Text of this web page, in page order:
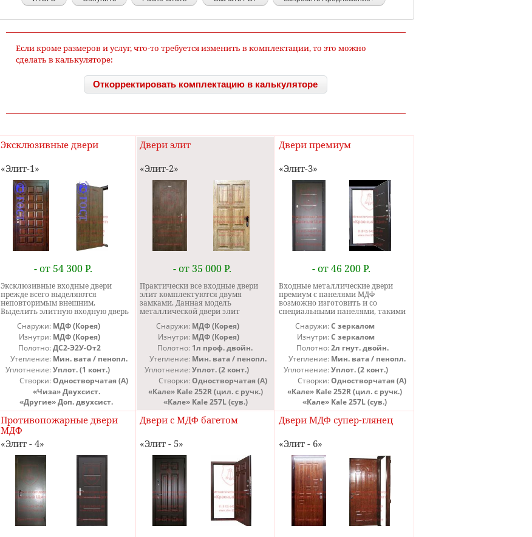
Если кроме размеров и услуг, что-то требуется изменить в комплектации, то это можно
сделать в калькуляторе:
Откорректировать комплектацию в калькуляторе
Эксклюзивные двери
Элит-1
- от 54 300 Р.
Эксклюзивные входные двери
прежде всего выделяются
неповторимым внешним.
Выделить элитную входную дверь
дверей позволяют панели МДФ
индивидуального изготовления.
Панели для дверей эксклюзив
можно изготовить с любой
расцветкой и рисунком
фрезеровки. При этом можно
сделать либо элитную дверь в
квартиру, которая больше в
природе ни у кого не встречается,
либо повторить дверь, которую вы
уже у кого видели и она вам очень
сильно понравилась.
Снаружи: МДФ (Корея)
Изнутри: МДФ (Корея)
Полотно:ДС2-Э2У-От2
Утепление: Мин. вата / пенопл.
Уплотнение:Уплот. (1 конт.)
Створки:Одностворчатая (А)
«Чиза» Двухсист.
«Другие» Доп. двухсист.
Двери элит
Элит-2
- от 35 000 Р.
Практически все входные двери
элит комплектуются двумя
замками. Данная модель
металлической двери элит
европейской фирмы Kale. Kale - это
мощные и крепкие замки, которые
делают эту стальную дверь элит
по-настоящему взломостойкой.
Дверь элит оснащена двумя
контурами уплотнения и обладает
превосходной тепло- и
звукоизоляцией.
Снаружи: МДФ (Корея)
Изнутри: МДФ (Корея)
Полотно: 1л проф. двойн.
Утепление: Мин. вата / пенопл.
Уплотнение:Уплот. (2 конт.)
Створки:Одностворчатая (А)
«Кале» Kale 252R (цил. с ручк.)
«Кале» Kale 257L (сув.)
Двери премиум
Элит-3
- от 46 200 Р.
Входные металлические двери
премиум с панелями МДФ
возможно изготовить и со
специальными панелями, такими
МДФ с молдингами. Молдинги на
входных дверях премиум класса
представляют собой
хромированные металлические
элементы, встроенные в панель.
Молдинги на металлических
дверях премиум могут быть
различной формы и размеров;
могут быть расположены в
различных местах панели.
Металлические двери премиум
класса могут быть с панелями с
панелью только с одной, чаще
всего с внутренней стороны.
Снаружи:С зеркалом
Изнутри:С зеркалом
Полотно:2л гнут. двойн.
Утепление: Мин. вата / пенопл.
Уплотнение:Уплот. (2 конт.)
Створки:Одностворчатая (А)
«Кале» Kale 252R (цил. с ручк.)
«Кале» Kale 257L (сув.)
Противопожарные двери
МДФ
Элит - 4
Двери с МДФ багетом
Элит - 5
Двери МДФ супер-глянец
Элит - 6